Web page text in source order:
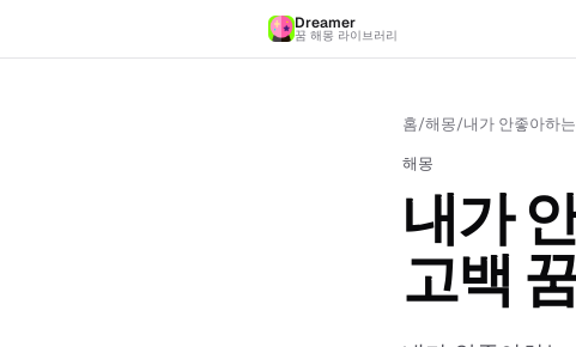
Dreamer
꿈 해몽 라이브러리
홈/해몽/내가 안좋아하
해몽
내가
고백